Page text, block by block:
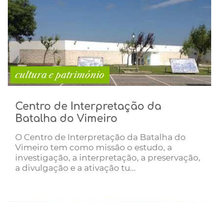
cultura e património
Centro de Interpretação da
Batalha do Vimeiro
O Centro de Interpretação da Batalha do
Vimeiro tem como missão o estudo, a
investigação, a interpretação, a preservação,
a divulgação e a ativação tu...